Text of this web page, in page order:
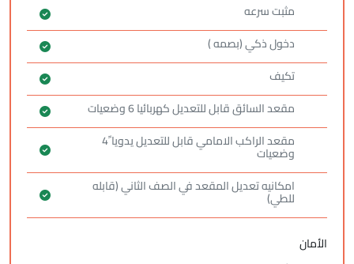
مثبت سرعه
دخول ذكي (بصمه )
تكيف
مقعد السائق قابل للتعديل كهربائيا 6 وضعيات
مقعد الراكب الامامي قابل للتعديل يدويا ً4
وضعيات
امكانيه تعديل المقعد في الصف الثاني (قابله
للطي)
الأمان